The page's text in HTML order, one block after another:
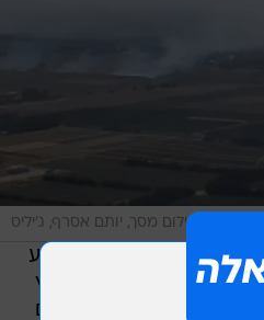
צילום מסך, יותם אסרף, ג'יליס
כי התיירות באזור תיפגע
מור, מנהל תיירות בקיבוץ
נשמעו מעט מאוד ביטולים